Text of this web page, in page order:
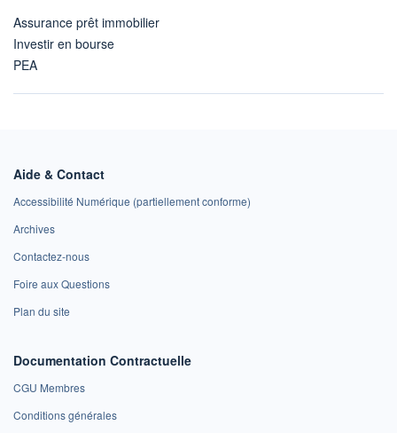
Assurance prêt immobilier
Investir en bourse
PEA
Aide & Contact
Accessibilité Numérique (partiellement conforme)
Archives
Contactez-nous
Foire aux Questions
Plan du site
Documentation Contractuelle
CGU Membres
Conditions générales